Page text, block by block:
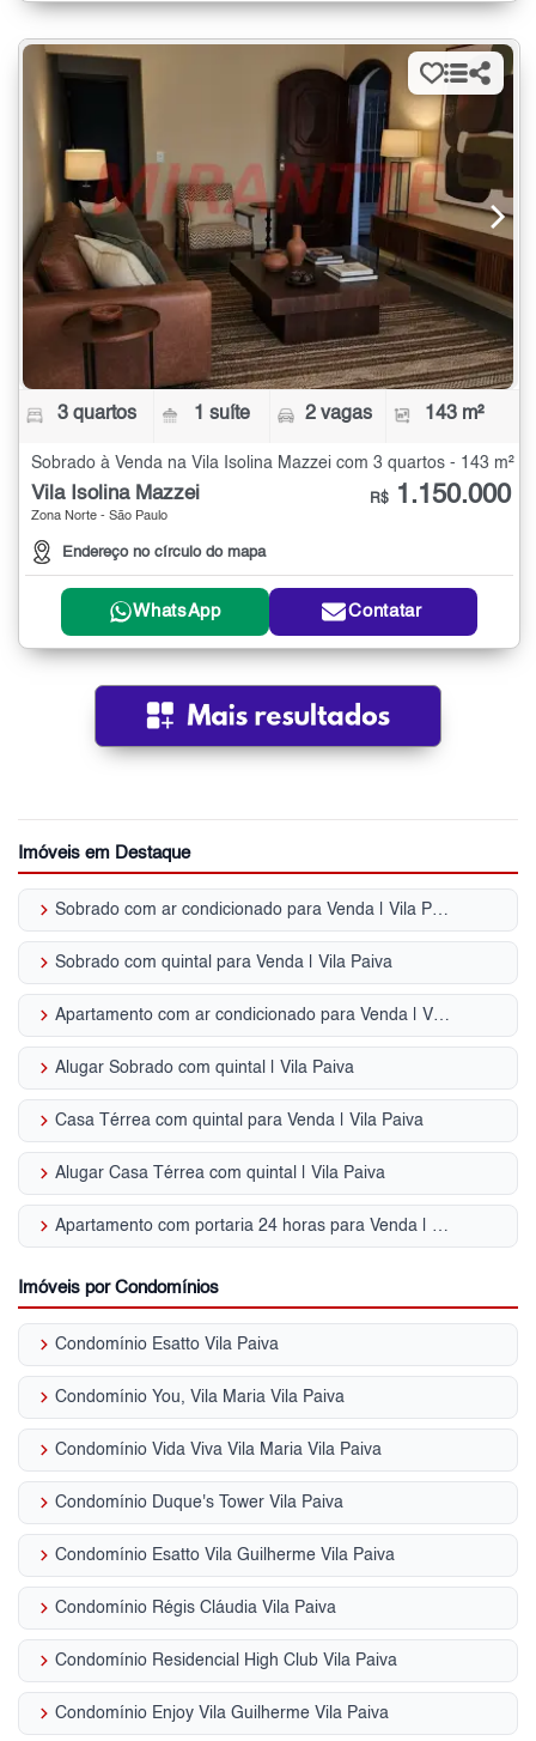
3 quartos 1 suíte 2 vagas 143 m²
Sobrado à Venda na Vila Isolina Mazzei com 3 quartos - 143 m²
Vila Isolina Mazzei
Zona Norte - São Paulo
Endereço no círculo do mapa
R$ 1.150.000
WhatsApp Contatar
Imóveis em Destaque
keyboard_arrow_right Sobrado com ar condicionado para Venda | Vila Paiva
keyboard_arrow_right Sobrado com quintal para Venda | Vila Paiva
keyboard_arrow_right Apartamento com ar condicionado para Venda | Vila Paiva
keyboard_arrow_right Alugar Sobrado com quintal | Vila Paiva
keyboard_arrow_right Casa Térrea com quintal para Venda | Vila Paiva
keyboard_arrow_right Alugar Casa Térrea com quintal | Vila Paiva
keyboard_arrow_right Apartamento com portaria 24 horas para Venda | Vila Paiva
Imóveis por Condomínios
keyboard_arrow_right Condomínio Esatto Vila Paiva
keyboard_arrow_right Condomínio You, Vila Maria Vila Paiva
keyboard_arrow_right Condomínio Vida Viva Vila Maria Vila Paiva
keyboard_arrow_right Condomínio Duque's Tower Vila Paiva
keyboard_arrow_right Condomínio Esatto Vila Guilherme Vila Paiva
keyboard_arrow_right Condomínio Régis Cláudia Vila Paiva
keyboard_arrow_right Condomínio Residencial High Club Vila Paiva
keyboard_arrow_right Condomínio Enjoy Vila Guilherme Vila Paiva